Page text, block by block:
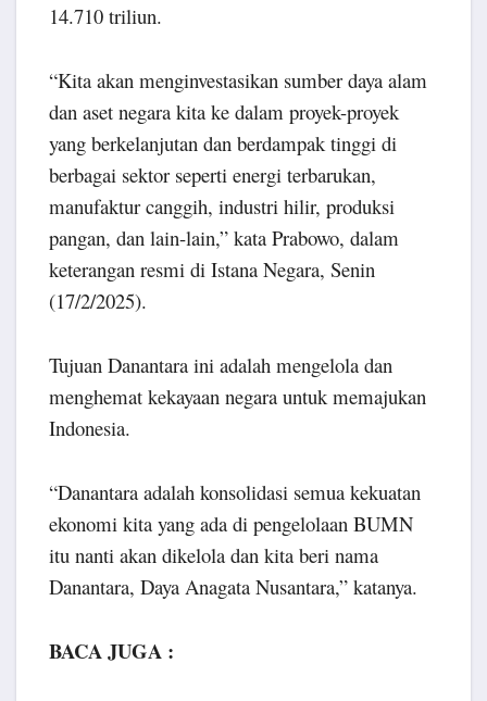
14.710 triliun.
“Kita akan menginvestasikan sumber daya alam
dan aset negara kita ke dalam proyek-proyek
yang berkelanjutan dan berdampak tinggi di
berbagai sektor seperti energi terbarukan,
manufaktur canggih, industri hilir, produksi
pangan, dan lain-lain,” kata Prabowo, dalam
keterangan resmi di Istana Negara, Senin
(17/2/2025).
Tujuan Danantara ini adalah mengelola dan
menghemat kekayaan negara untuk memajukan
Indonesia.
“Danantara adalah konsolidasi semua kekuatan
ekonomi kita yang ada di pengelolaan BUMN
itu nanti akan dikelola dan kita beri nama
Danantara, Daya Anagata Nusantara,” katanya.
BACA JUGA :